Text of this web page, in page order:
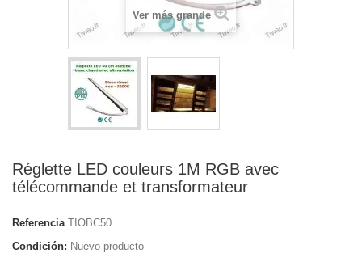
Ver más grande
Réglette LED couleurs 1M RGB avec
télécommande et transformateur
Referencia TIOBC50
Condición: Nuevo producto